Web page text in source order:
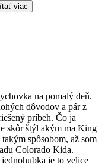
viac
na pomalý deň.
dôvodov a pár z
príbeh. Čo ja
skôr štýl akým ma King
spôsobom, až som
Colorado Kida.
je to velice